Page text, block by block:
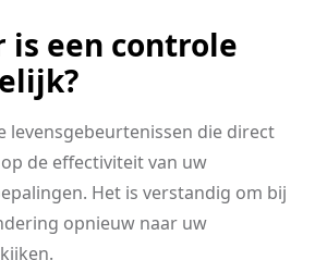
is een controle
levensgebeurtenissen die direct
de effectiviteit van uw
Het is verstandig om bij
opnieuw naar uw